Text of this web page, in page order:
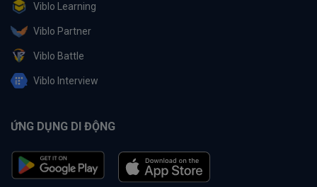
Viblo Learning
Viblo Partner
Viblo Battle
Viblo Interview
ỨNG DỤNG DI ĐỘNG